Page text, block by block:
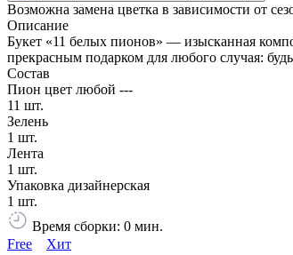
Возможна замена цветка в зависимости от
Описание
Букет «11 белых пионов» — изысканная
прекрасным подарком для любого случая:
Состав
Пион цвет любой ---
11 шт.
Зелень
1 шт.
Лента
1 шт.
Упаковка дизайнерская
1 шт.
Время сборки: 0 мин.
Free
Хит